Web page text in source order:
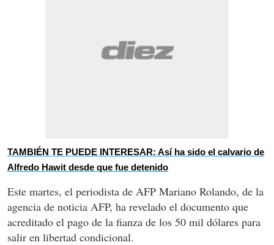
TAMBIÉN TE PUEDE INTERESAR: Así ha sido el calvario de
Alfredo Hawit desde que fue detenido
Este martes, el periodista de AFP Mariano Rolando, de la
agencia de noticia AFP, ha revelado el documento que
acreditado el pago de la fianza de los 50 mil dólares para
salir en libertad condicional.